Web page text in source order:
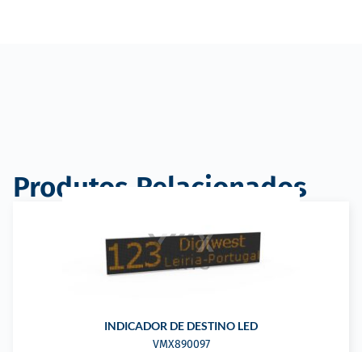
Produtos Relacionados
INDICADOR DE DESTINO LED
VMX890097